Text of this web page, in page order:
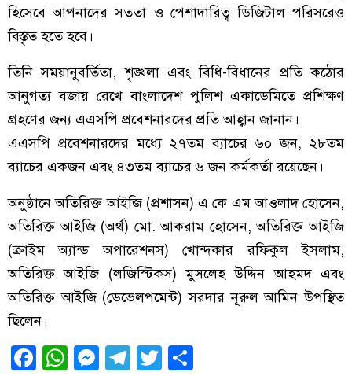
হিসেবে আপনাদের সততা ও পেশাদারিত্ব ডিজিটাল পরিসরেও
বিস্তৃত হতে হবে।
তিনি সময়ানুবর্তিতা, শৃঙ্খলা এবং বিধি-বিধানের প্রতি কঠোর
আনুগত্য বজায় রেখে বাংলাদেশ পুলিশ একাডেমিতে প্রশিক্ষণ
গ্রহণের জন্য এএসপি প্রবেশনারদের প্রতি আহ্বান জানান।
এএসপি প্রবেশনারদের মধ্যে ২৭তম ব্যাচের ৬০ জন, ২৮তম
ব্যাচের একজন এবং ৪৩তম ব্যাচের ৬ জন কর্মকর্তা রয়েছেন।
অনুষ্ঠানে অতিরিক্ত আইজি (প্রশাসন) এ কে এম আওলাদ হোসেন,
অতিরিক্ত আইজি (অর্থ) মো. আকরাম হোসেন, অতিরিক্ত আইজি
(ক্রাইম অ্যান্ড অপারেশনস) খোন্দকার রফিকুল ইসলাম,
অতিরিক্ত আইজি (লজিস্টিকস) মুসলেহ উদ্দিন আহমদ এবং
অতিরিক্ত আইজি (ডেভেলপমেন্ট) সরদার নূরুল আমিন উপস্থিত
ছিলেন।
Facebook
WhatsApp
Messenger
Telegram
Twitter